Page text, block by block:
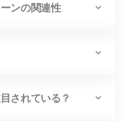
ンの関連性
されている？